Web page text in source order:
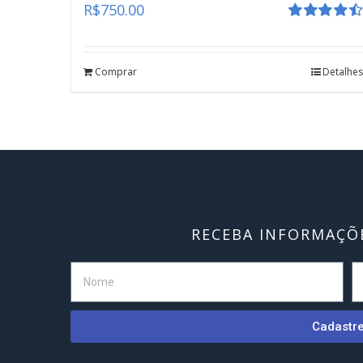
R$750.00
Comprar Detalhes
RECEBA